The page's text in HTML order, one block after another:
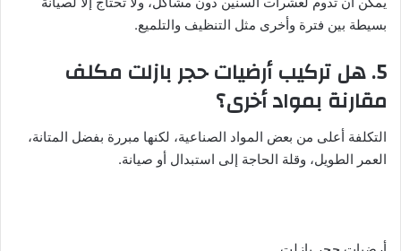
بسيطة بين فترة وأخرى مثل التنظيف والتلميع.
5. هل تركيب أرضيات حجر بازلت مكلف
مقارنة بمواد أخرى؟
التكلفة أعلى من بعض المواد الصناعية، لكنها مبررة بفضل المتانة،
العمر الطويل، وقلة الحاجة إلى استبدال أو صيانة.